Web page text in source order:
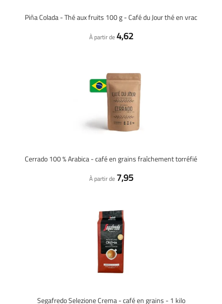
Piña Colada - Thé aux fruits 100 g - Café du Jour thé en vrac
À partir de4,62
Cerrado 100 % Arabica - café en grains fraîchement torréfié
À partir de 7,95
Segafredo Selezione Crema - café en grains - 1 kilo